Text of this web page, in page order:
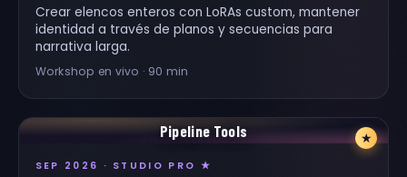
Crear elencos enteros con LoRAs custom, mantener
identidad a través de planos y secuencias para
narrativa larga.
Workshop en vivo · 90 min
★
Pipeline Tools
SEP 2026 · STUDIO PRO ★